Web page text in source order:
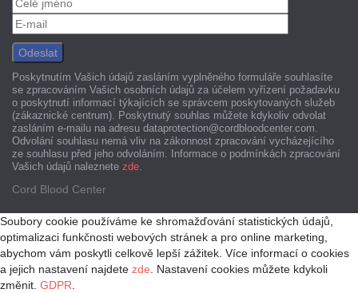
Poskytnutím Vašich údajů zasláním vyplněného formuláře souhlasíte
se zpracováním Vašich osobních údajů za účelem vyřízení požadavku
o poskytnutí informací týkajících se správcem poskytovaných služeb
(zákaznické centrum). Poskytnutý souhlas můžete kdykoliv odvolat
zasláním e-mailu na adresu dataprotection@cordbloodcenter.com.
Odvolání souhlasu nemá vliv na zákonnost zpracování vycházejícího
ze souhlasu před jeho odvoláním. Informace o podmínkách zpracování
Vašich údajů naleznete zde
Cord Blood Center
Soubory cookie používáme ke shromažďování statistických údajů,
optimalizaci funkčnosti webových stránek a pro online marketing,
abychom vám poskytli celkově lepší zážitek. Více informací o cookies
a jejich nastavení najdete zde . Nastavení cookies můžete kdykoli
změnit. GDPR